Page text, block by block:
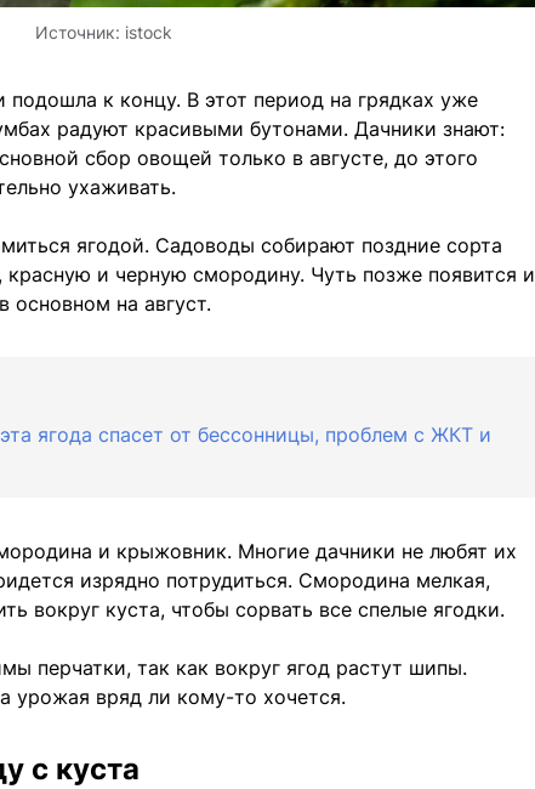
Источник: istock
подошла к концу. В этот период на грядках уже
радуют красивыми бутонами. Дачники знают:
сбор овощей только в августе, до этого
ухаживать.
ягодой. Садоводы собирают поздние сорта
и черную смородину. Чуть позже появится и
основном на август.
ягода спасет от бессонницы, проблем с ЖКТ и
и крыжовник. Многие дачники не любят их
изрядно потрудиться. Смородина мелкая,
вокруг куста, чтобы сорвать все спелые ягодки.
перчатки, так как вокруг ягод растут шипы.
урожая вряд ли кому-то хочется.
с куста